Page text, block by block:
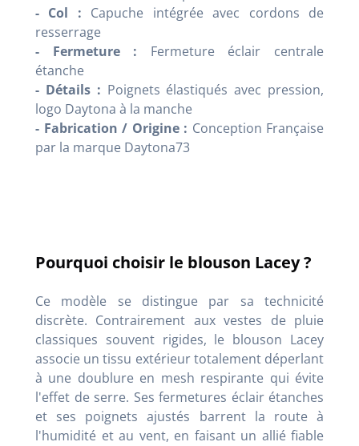
- Col : Capuche intégrée avec cordons de
resserrage
- Fermeture : Fermeture éclair centrale
étanche
- Détails : Poignets élastiqués avec pression,
logo Daytona à la manche
- Fabrication / Origine : Conception Française
par la marque Daytona73
Pourquoi choisir le blouson Lacey ?
Ce modèle se distingue par sa technicité
discrète. Contrairement aux vestes de pluie
classiques souvent rigides, le blouson Lacey
associe un tissu extérieur totalement déperlant
à une doublure en mesh respirante qui évite
l'effet de serre. Ses fermetures éclair étanches
et ses poignets ajustés barrent la route à
l'humidité et au vent, en faisant un allié fiable